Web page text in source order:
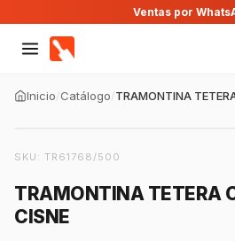
Ventas por
Inicio/Catálogo/
SKU: TR61768/500
TRAMONTINA TETERA
CISNE